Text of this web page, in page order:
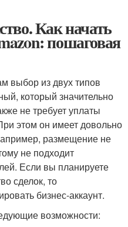
Как начать
пошаговая
выбор из двух типов
который значительно
не требует уплаты
этом он имеет довольно
размещение не
не подходит
Если вы планируете
сделок, то
бизнес-аккаунт.
возможности: